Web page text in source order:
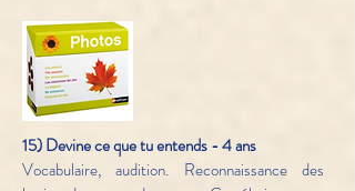
15) Devine ce que tu entends - 4 ans
Vocabulaire, audition. Reconnaissance des